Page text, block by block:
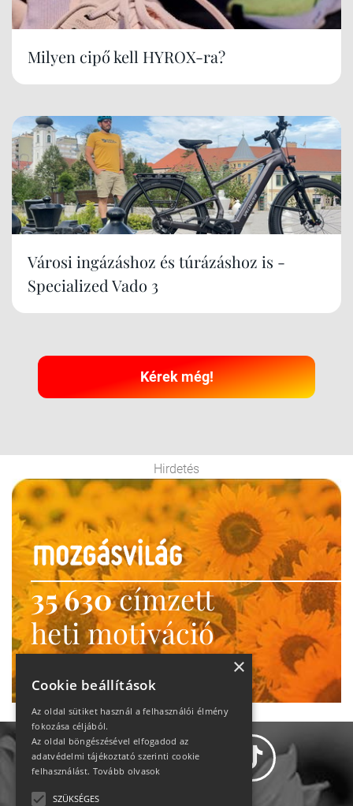
Milyen cipő kell HYROX-ra?
Városi ingázáshoz és túrázáshoz is -
Specialized Vado 3
Kérek még!
Hirdetés
35 630címzett
heti motiváció
Ne maradj le!
×
Cookie beállítások
Az oldal sütiket használ a felhasználói élmény
fokozása céljából.
Az oldal böngészésével elfogadod az
adatvédelmi tájékoztató szerinti cookie
felhasználást. Tovább olvasok
SZÜKSÉGES